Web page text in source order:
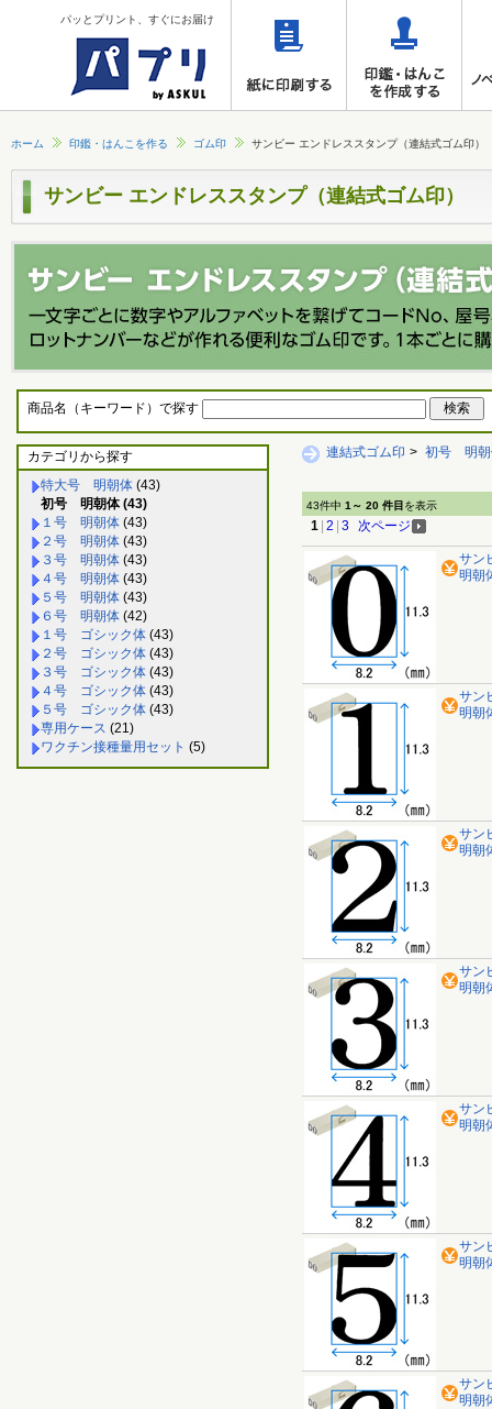
パッとプリント、すぐにお届け
ホーム 印鑑・はんこを作る ゴム印 サンビー エンドレススタンプ（連結式ゴム印）
サンビー エンドレススタンプ（連結式ゴム印）
商品名（キーワード）で探す
カテゴリから探す
特大号 明朝体 (43)
初号 明朝体 (43)
１号 明朝体 (43)
２号 明朝体 (43)
３号 明朝体 (43)
４号 明朝体 (43)
５号 明朝体 (43)
６号 明朝体 (42)
１号 ゴシック体 (43)
２号 ゴシック体 (43)
３号 ゴシック体 (43)
４号 ゴシック体 (43)
５号 ゴシック体 (43)
専用ケース (21)
ワクチン接種量用セット (5)
連結式ゴム印 > 初号 明朝
43件中 1～ 20 件目 を表示
1 2 3 次ページ
サン
明朝
サン
明朝
サン
明朝
サン
明朝
サン
明朝
サン
明朝
サン
明朝